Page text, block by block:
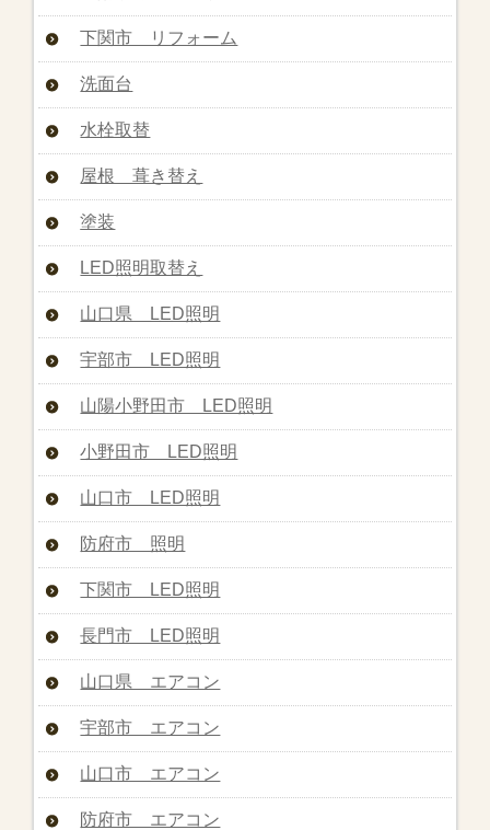
下関市 リフォーム
洗面台
水栓取替
屋根 葺き替え
塗装
LED照明取替え
山口県 LED照明
宇部市 LED照明
山陽小野田市 LED照明
小野田市 LED照明
山口市 LED照明
防府市 照明
下関市 LED照明
長門市 LED照明
山口県 エアコン
宇部市 エアコン
山口市 エアコン
防府市 エアコン